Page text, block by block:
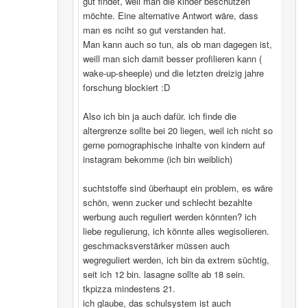
möchte. Eine alternative Antwort wäre, dass
man es nciht so gut verstanden hat.
Man kann auch so tun, als ob man dagegen ist,
weill man sich damit besser profilieren kann (
wake-up-sheeple) und die letzten dreizig jahre
forschung blockiert :D
Also ich bin ja auch dafür. ich finde die
altergrenze sollte bei 20 liegen, weil ich nicht so
gerne pornographische inhalte von kindern auf
instagram bekomme (ich bin weiblich)
suchtstoffe sind überhaupt ein problem, es wäre
schön, wenn zucker und schlecht bezahlte
werbung auch reguliert werden könnten? ich
liebe regulierung, ich könnte alles wegisolieren.
geschmacksverstärker müssen auch
wegreguliert werden, ich bin da extrem süchtig,
seit ich 12 bin. lasagne sollte ab 18 sein.
tkpizza mindestens 21.
ich glaube, das schulsystem ist auch